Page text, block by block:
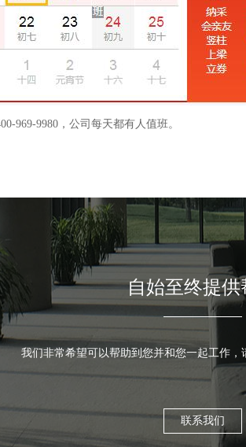
969-9980，公司每天都有人值班。
自始至终提供
我们非常希望可以帮助到您并和您一起工作
联系我们